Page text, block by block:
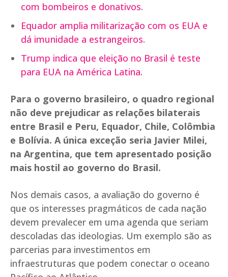
com bombeiros e donativos.
Equador amplia militarização com os EUA e
dá imunidade a estrangeiros.
Trump indica que eleição no Brasil é teste
para EUA na América Latina.
Para o governo brasileiro, o quadro regional
não deve prejudicar as relações bilaterais
entre Brasil e Peru, Equador, Chile, Colômbia
e Bolívia. A única exceção seria Javier Milei,
na Argentina, que tem apresentado posição
mais hostil ao governo do Brasil.
Nos demais casos, a avaliação do governo é
que os interesses pragmáticos de cada nação
devem prevalecer em uma agenda que seriam
descoladas das ideologias. Um exemplo são as
parcerias para investimentos em
infraestruturas que podem conectar o oceano